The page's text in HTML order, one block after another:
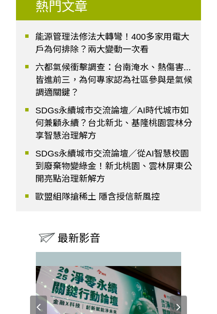
熱門文章
能源管理法修法大轉彎！400多家用電大
戶為何排除？兩大變動一次看
六都氣候衝擊調查：台南淹水、熱傷害...
皆進前三，為何專家認為社區參與是氣候
調適關鍵？
SDGs永續城市交流論壇／AI時代城市如
何兼顧永續？台北新北、基隆桃園雲林分
享智慧治理解方
SDGs永續城市交流論壇／從AI智慧校園
到廢棄物變綠金！新北桃園、雲林屏東公
開亮點治理新解方
歐盟組隊搶稀土 隱含授信新風控
最新影音